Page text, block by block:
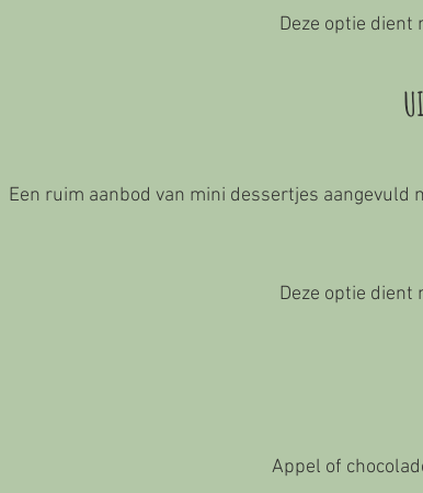
Deze optie dient
Een ruim aanbod van mini dessertjes aangevuld
Deze optie dient
Appel of